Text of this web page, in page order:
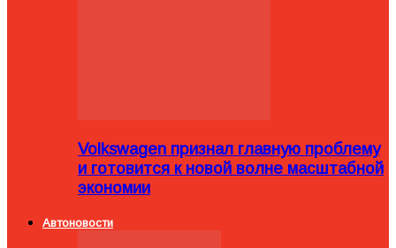
Volkswagen признал главную проблему
и готовится к новой волне масштабной
экономии
Автоновости